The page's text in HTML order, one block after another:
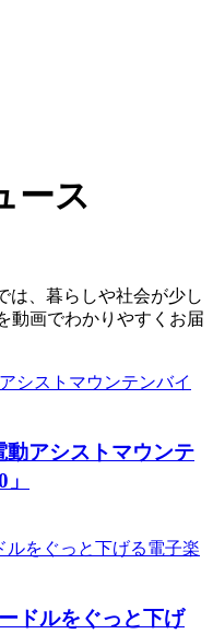
ース
は、暮らしや社会が少し
動画でわかりやすくお届
動アシストマウンテ
ドルをぐっと下げ